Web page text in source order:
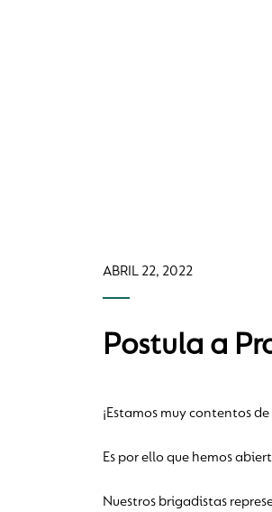
ABRIL 22, 2022
Postula a
¡Estamos muy contentos
Es por ello que hemos
Nuestros brigadistas